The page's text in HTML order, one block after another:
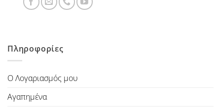
Πληροφορίες
Ο Λογαριασμός μου
Αγαπημένα